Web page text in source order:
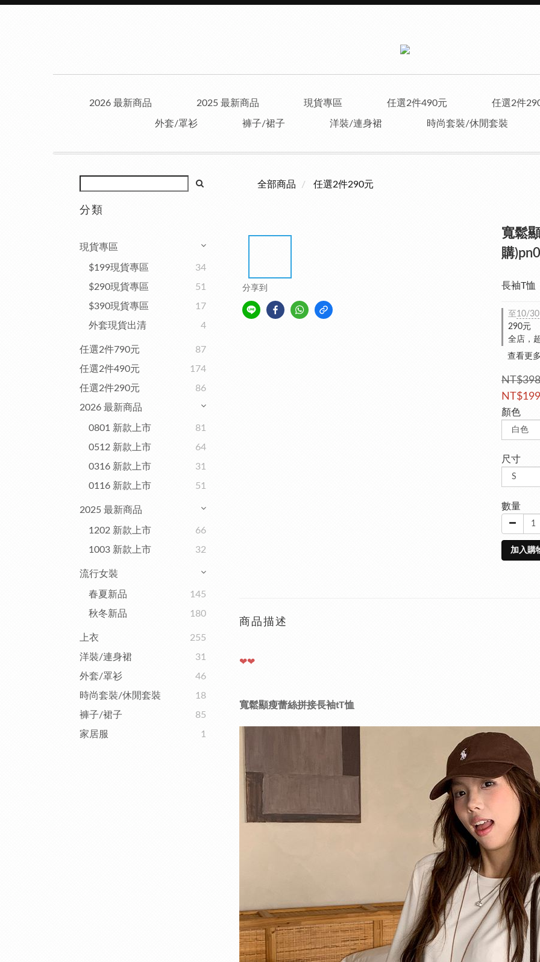
2026 最新商品 2025 最新商品 現貨專區 任選2件490元 任選2件
外套/罩衫 褲子/裙子 洋裝/連身裙 時尚套裝/休閒套裝
分類
現貨專區
$199現貨專區
34
$290現貨專區
51
$390現貨專區
17
外套現貨出清
4
任選2件790元
87
任選2件490元
174
任選2件290元
86
2026 最新商品
0801 新款上市
81
0512 新款上市
64
0316 新款上市
31
0116 新款上市
51
2025 最新商品
1202 新款上市
66
1003 新款上市
32
流行女裝
春夏新品
145
秋冬新品
180
上衣
255
洋裝/連身裙
31
外套/罩衫
46
時尚套裝/休閒套裝
18
褲子/裙子
85
家居服
1
全部商品 任選2件290元
分享到
寬鬆
購
長袖T恤
至 10/
290元
全店，
查看更
NT$398
NT$199
顏色
尺寸
數量
加入購
商品描述
❤❤
寬鬆顯瘦蕾絲拼接長袖tT恤